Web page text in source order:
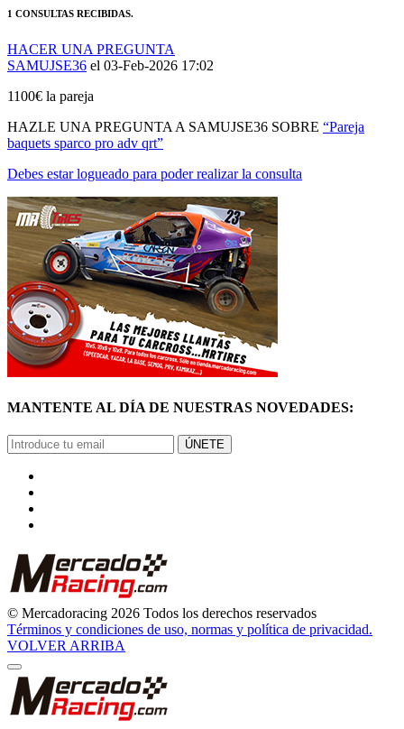
SAMUJSE36
el 03-Feb-2026 17:02
1100€ la pareja
HAZLE UNA PREGUNTA A SAMUJSE36 SOBRE
baquets sparco pro adv qrt”
Debes estar logueado para poder realizar la consulta
© Mercadoracing 2026 Todos los derechos reservados
Términos y condiciones de uso, normas y política de privacidad.
VOLVER ARRIBA